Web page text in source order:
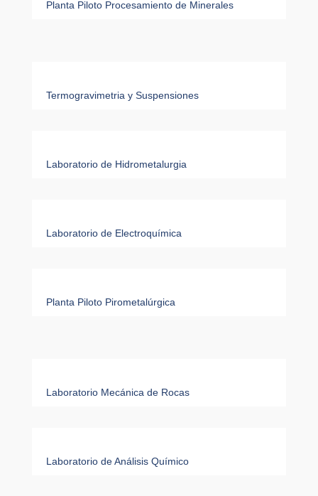
Planta Piloto Procesamiento de Minerales
Termogravimetria y Suspensiones
Laboratorio de Hidrometalurgia
Laboratorio de Electroquímica
Planta Piloto Pirometalúrgica
Laboratorio Mecánica de Rocas
Laboratorio de Análisis Químico